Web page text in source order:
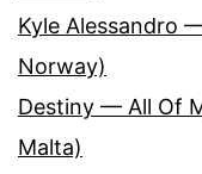
Kyle Alessandro
Norway)
Destiny — All Of
Malta)